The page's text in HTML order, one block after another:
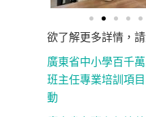
欲了解更多詳情，
廣東省中小學百千
班主任專業培訓項
動